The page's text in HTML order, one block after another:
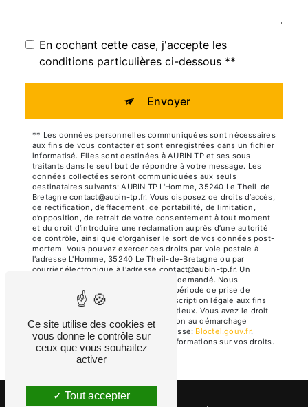
En cochant cette case, j'accepte les
conditions particulières ci-dessous **
Envoyer
** Les données personnelles communiquées sont nécessaires
aux fins de vous contacter et sont enregistrées dans un fichier
informatisé. Elles sont destinées à AUBIN TP et ses sous-
traitants dans le seul but de répondre à votre message. Les
données collectées seront communiquées aux seuls
destinataires suivants: AUBIN TP L'Homme, 35240 Le Theil-de-
Bretagne contact@aubin-tp.fr. Vous disposez de droits d’accès,
de rectification, d’effacement, de portabilité, de limitation,
d’opposition, de retrait de votre consentement à tout moment
et du droit d’introduire une réclamation auprès d’une autorité
de contrôle, ainsi que d’organiser le sort de vos données post-
mortem. Vous pouvez exercer ces droits par voie postale à
l'adresse L'Homme, 35240 Le Theil-de-Bretagne ou par
courrier électronique à l'adresse contact@aubin-tp.fr. Un
justificatif d'identité pourra vous être demandé. Nous
conservons vos données pendant la période de prise de
contact puis pendant la durée de prescription légale aux fins
probatoires et de gestion des contentieux. Vous avez le droit
de vous inscrire sur la liste d'opposition au démarchage
téléphonique, disponible à cette adresse:
Bloctel.gouv.fr.
Consultez le site cnil.fr pour plus d’informations sur vos droits.
Ce site utilise des cookies et
vous donne le contrôle sur
ceux que vous souhaitez
activer
Tout accepter